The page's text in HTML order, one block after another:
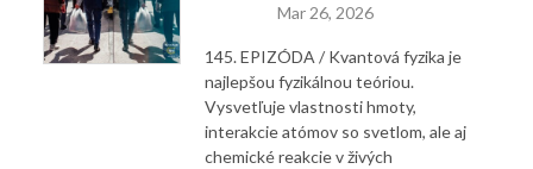
Mar 26, 2026
145. EPIZÓDA / Kvantová fyzika je
najlepšou fyzikálnou teóriou.
Vysvetľuje vlastnosti hmoty,
interakcie atómov so svetlom, ale aj
chemické reakcie v živých